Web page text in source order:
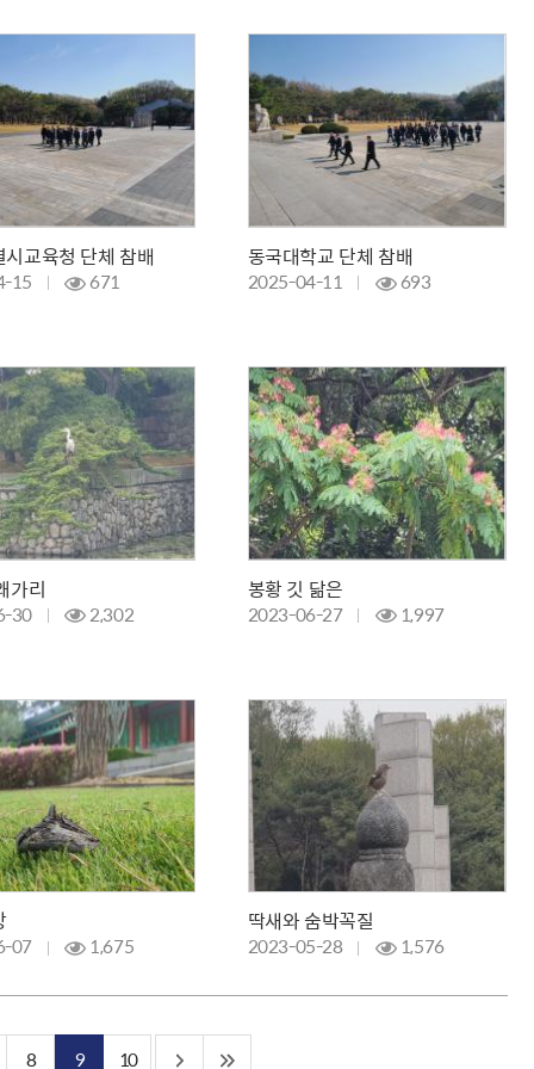
교육청 단체 참배
15 671
동국대학교 단체 참배
2025-04-11 693
가리
30 2,302
봉황 깃 닮은
2023-06-27 1,997
07 1,675
딱새와 숨박꼭질
2023-05-28 1,576
8 9 10